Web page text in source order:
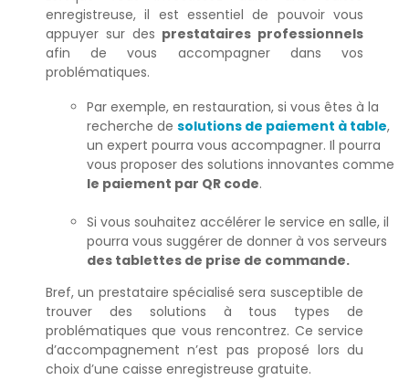
enregistreuse, il est essentiel de pouvoir vous
appuyer sur des prestataires professionnels
afin de vous accompagner dans vos
problématiques.
Par exemple, en restauration, si vous êtes à la
recherche de solutions de paiement à table,
un expert pourra vous accompagner. Il pourra
vous proposer des solutions innovantes comme
le paiement par QR code.
Si vous souhaitez accélérer le service en salle, il
pourra vous suggérer de donner à vos serveurs
des tablettes de prise de commande.
Bref, un prestataire spécialisé sera susceptible de
trouver des solutions à tous types de
problématiques que vous rencontrez. Ce service
d’accompagnement n’est pas proposé lors du
choix d’une caisse enregistreuse gratuite.